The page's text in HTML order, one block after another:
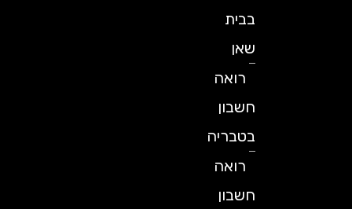
בבית
רואה
חשבון
בטבריה
רואה
חשבון